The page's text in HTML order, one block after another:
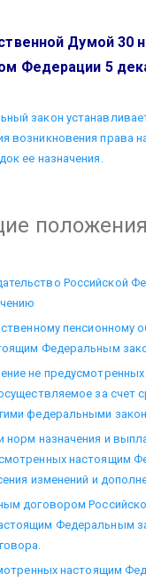
Думой 30
Федерации 5
закон
возникновения права
ее назначения.
положения
Российской
пенсионному
Федеральным
не
за
федеральными
норм назначения и
настоящим
изменений и
договором
Федеральным
настоящим